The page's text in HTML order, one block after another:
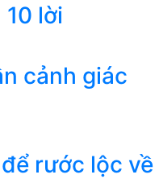
10 lời
cảnh giác
rước lộc về